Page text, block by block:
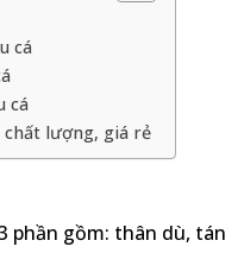
cá
cá
chất lượng, giá rẻ
phần gồm: thân dù, tán